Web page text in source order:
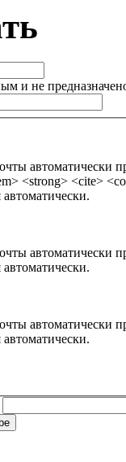
и не
автоматически
<strong> <cite>
автоматически
автоматически